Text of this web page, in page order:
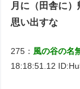
月に（田舎に
思い出すな
275： 風の谷の名
18:18:51.12